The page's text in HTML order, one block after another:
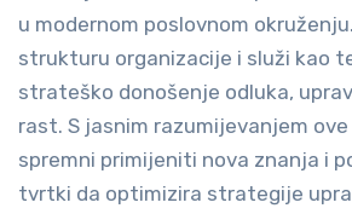
u modernom poslovnom
strukturu organizacije i služi kao
strateško donošenje odluka,
rast. S jasnim razumijevanjem
spremni primijeniti nova znanja i
tvrtki da optimizira strategije